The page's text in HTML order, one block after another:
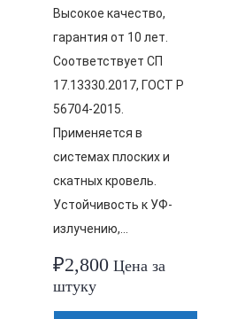
Высокое качество,
гарантия от 10 лет.
Соответствует СП
17.13330.2017, ГОСТ Р
56704-2015.
Применяется в
системах плоских и
скатных кровель.
Устойчивость к УФ-
излучению,…
₽2,800 Цена за
штуку